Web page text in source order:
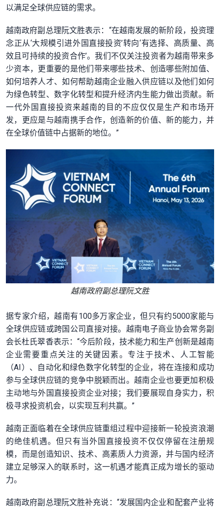
以满足全球供应链的需求。
越南政府副总理阮文胜表示：“在越南发展的新阶段，投资理
念正从‘大规模引进外国直接投资’转向‘有选择、高质量、高
效且可持续的投资合作’。我们不仅关注投资者为越南带来多
少资本，更重要的是他们带来哪些技术、创造哪些附加值、
如何培养人才、如何帮助越南企业融入供应链以及他们如何
为绿色转型、数字化转型和提升经济内生能力做出贡献。新
一代外国直接投资来越南的目的不应仅仅是生产和市场开
发，更应是与越南携手合作，创造新的价值、新的能力，并
在全球价值链中占据新的地位。”
越南政府副总理阮文胜
据专家介绍，越南有100多万家企业，但只有约5000家能与
全球供应链或跨国公司直接对接。越南电子商业协会常务副
会长杜氏翠香表示：“今后阶段，技术能力和生产创新是越南
企业需要重点关注的关键因素。专注于技术、人工智能
（AI）、自动化和绿色数字化转型的企业，将在连接和成功
参与全球供应链的竞争中脱颖而出。越南企业也要更加积极
主动地与外国直接投资企业对接；我们要展现自身实力，积
极寻求投资机会，以实现互利共赢。”
越南正面临着在全球供应链重组过程中迎接新一轮投资浪潮
的绝佳机遇。但只有当外国直接投资不仅仅停留在注册规
模，而是创造知识、技术、高素质人力资源，并与国内经济
建立足够深入的联系时，这一机遇才能真正成为增长的驱动
力。
越南政府副总理阮文胜补充说：“发展国内企业和配套产业将